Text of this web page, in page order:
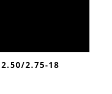
2.50/2.75-18